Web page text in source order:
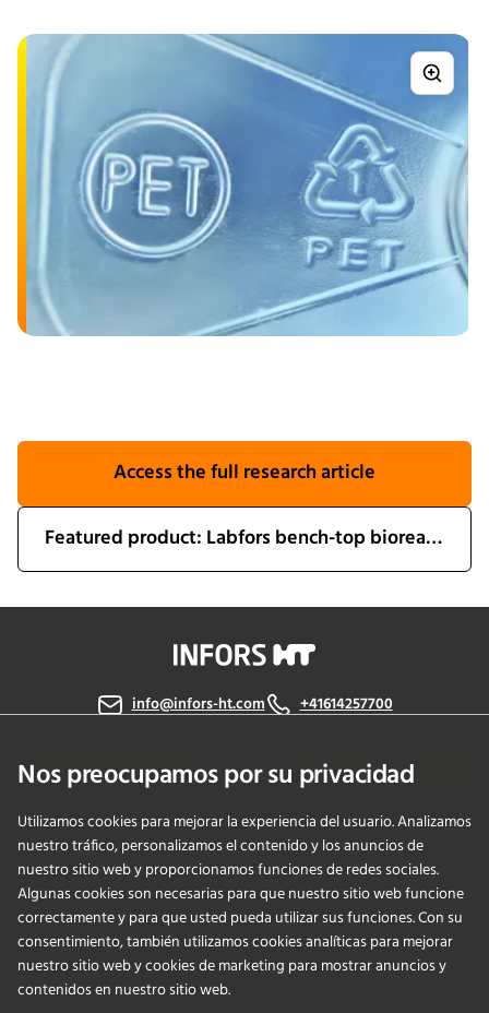
Access the full research article
Featured product: Labfors bench-top bioreactor
Nos preocupamos por su privacidad
Utilizamos cookies para mejorar la experiencia del usuario. Analizamos
nuestro tráfico, personalizamos el contenido y los anuncios de
nuestro sitio web y proporcionamos funciones de redes sociales.
Algunas cookies son necesarias para que nuestro sitio web funcione
correctamente y para que usted pueda utilizar sus funciones. Con su
consentimiento, también utilizamos cookies analíticas para mejorar
nuestro sitio web y cookies de marketing para mostrar anuncios y
contenidos en nuestro sitio web.
info@infors-ht.com +41614257700
Contáctanos
PRODUCTS
APPLICATIONS
SERVICIOS